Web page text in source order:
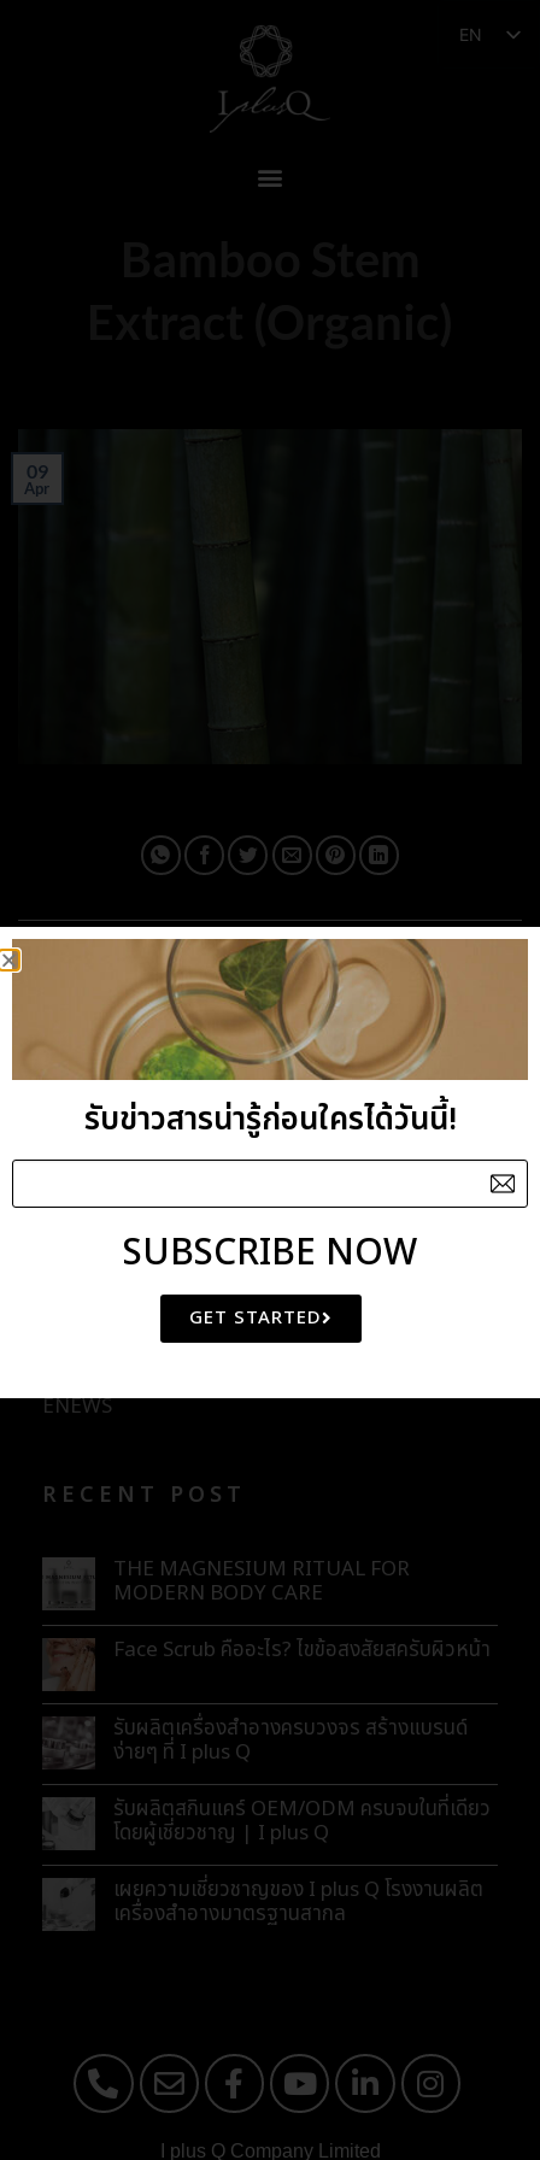
EN
09
Apr
This entry was posted in . Bookmark thepermalink.
IPLUSQ_ADMAIN
Betel Vine Oil
CATEGORIES
ENEWS
RECENT POST
THE MAGNESIUM RITUAL FOR
MODERN BODY CARE
Face Scrub คืออะไร? ไขข้อสงสัยสครับผิวหน้า
รับผลิตเครื่องสำอางครบวงจร สร้างแบรนด์
ง่ายๆ ที่ I plus Q
รับผลิตสกินแคร์ OEM/ODM ครบจบในที่เดียว
โดยผู้เชี่ยวชาญ | I plus Q
เผยความเชี่ยวชาญของ I plus Q โรงงานผลิต
เครื่องสำอางมาตรฐานสากล
I plus Q Company Limited
รับข่าวสารน่ารู้ก่อนใครได้วันนี้!
SUBSCRIBE NOW
GET STARTED